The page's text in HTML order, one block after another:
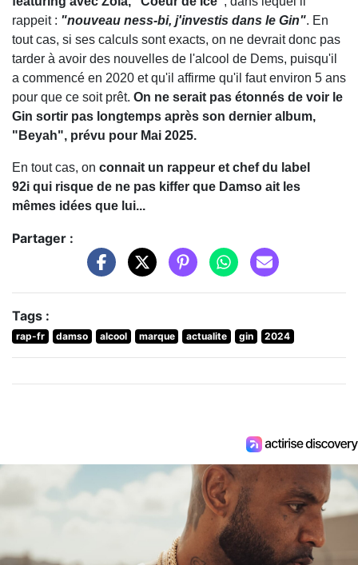
rappeit : "nouveau ness-bi, j'investis dans le Gin". En
tout cas, si ses calculs sont exacts, on ne devrait donc pas
tarder à avoir des nouvelles de l'alcool de Dems, puisqu'il
a commencé en 2020 et qu'il affirme qu'il faut environ 5 ans
pour que ce soit prêt. On ne serait pas étonnés de voir le
Gin sortir pas longtemps après son dernier album,
"Beyah", prévu pour Mai 2025.
En tout cas, on connait un rappeur et chef du label
92i qui risque de ne pas kiffer que Damso ait les
mêmes idées que lui...
Partager :
Tags :
rap-fr damso alcool marque actualite gin 2024